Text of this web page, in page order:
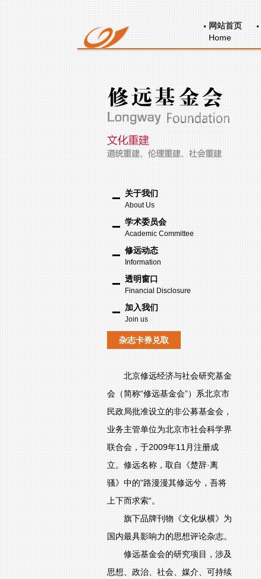
网站首页
Home
关于我们
About Us
学术委员会
Academic Committee
修远动态
Information
透明窗口
Financial Disclosure
加入我们
Join us
杂志卡券兑取
北京修远经济与社会研究基金
会（简称“修远基金会”）系北京市
民政局批准设立的非公募基金会，
业务主管单位为北京市社会科学界
联合会，于2009年11月注册成
立。修远名称，取自《楚辞·离
骚》中的”路漫漫其修远兮，吾将
上下而求索“。
旗下品牌刊物《文化纵横》为
国内最具影响力的思想评论杂志。
修远基金会的研究项目，涉及
思想、政治、社会、媒介、可持续